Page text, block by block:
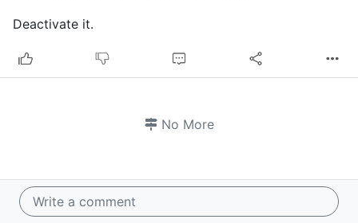
Write a comment
Deactivate it.
No More